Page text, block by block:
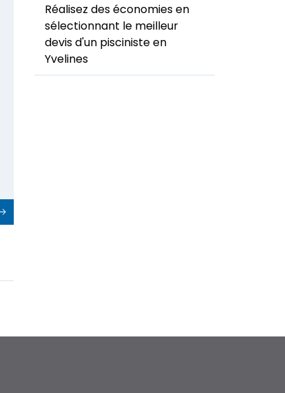
Réalisez des économies en
sélectionnant le meilleur
devis d'un pisciniste en
Yvelines